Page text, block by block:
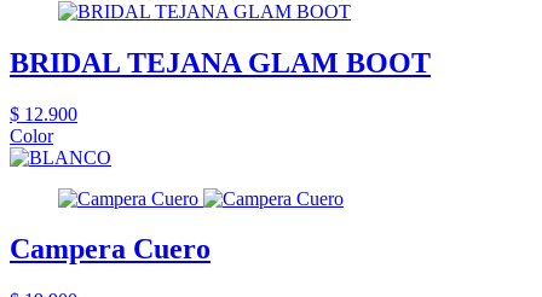
BRIDAL TEJANA GLAM BOOT
$ 12.900
Color
Campera Cuero